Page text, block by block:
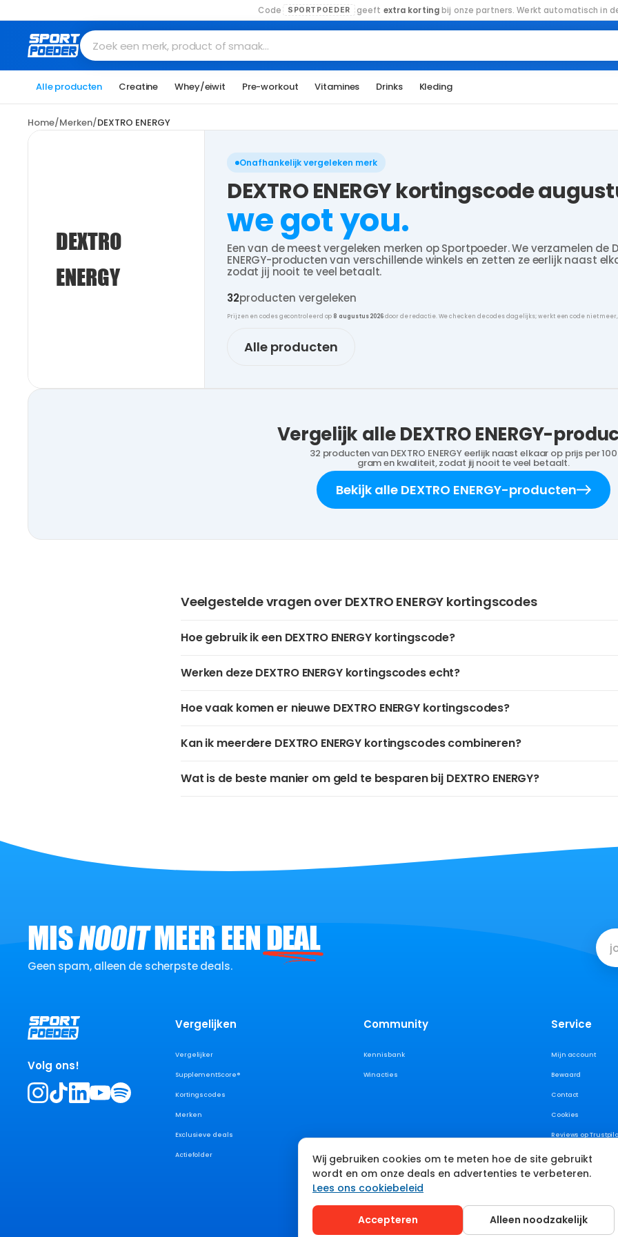
Code SPORTPOEDER geeft extra kortingbij onze partners. Werkt automatisch in
Zoek een merk, product of smaak…
Alle producten Creatine Whey/eiwit Pre-workout Vitamines Drinks Kleding
Home/Merken/DEXTRO ENERGY
DEXTRO
ENERGY
Onafhankelijk vergeleken merk
DEXTRO ENERGY kortingscode
we got you.
Een van de meest vergeleken merken op Sportpoeder. We verzamelen de
ENERGY-producten van verschillende winkels en zetten ze eerlijk naast
zodat jij nooit te veel betaalt.
32producten vergeleken
Prijzen en codes gecontroleerd op 8 augustus 2026door de redactie. We checken de codes dagelijks; werkt een code niet
Alle producten
Vergelijk alle DEXTRO ENERGY-
32 producten van DEXTRO ENERGY eerlijk naast elkaar op prijs per 100
gram en kwaliteit, zodat jij nooit te veel betaalt.
Bekijk alle DEXTRO ENERGY-producten
Veelgestelde vragen over DEXTRO ENERGY kortingscodes
Hoe gebruik ik een DEXTRO ENERGY kortingscode?
Werken deze DEXTRO ENERGY kortingscodes echt?
Hoe vaak komen er nieuwe DEXTRO ENERGY kortingscodes?
Kan ik meerdere DEXTRO ENERGY kortingscodes combineren?
Wat is de beste manier om geld te besparen bij DEXTRO ENERGY?
MISNOOITMEER EENDEAL
Geen spam, alleen de scherpste deals.
Volg ons!
Vergelijken
Vergelijker
SupplementScore®
Kortingscodes
Merken
Exclusieve deals
Actiefolder
Community
Kennisbank
Winacties
Service
Mijn account
Bewaard
Contact
Cookies
Reviews op
Wij gebruiken cookies om te meten hoe de site gebruikt
wordt en om onze deals en advertenties te verbeteren.
Lees ons cookiebeleid
Accepteren Alleen noodzakelijk